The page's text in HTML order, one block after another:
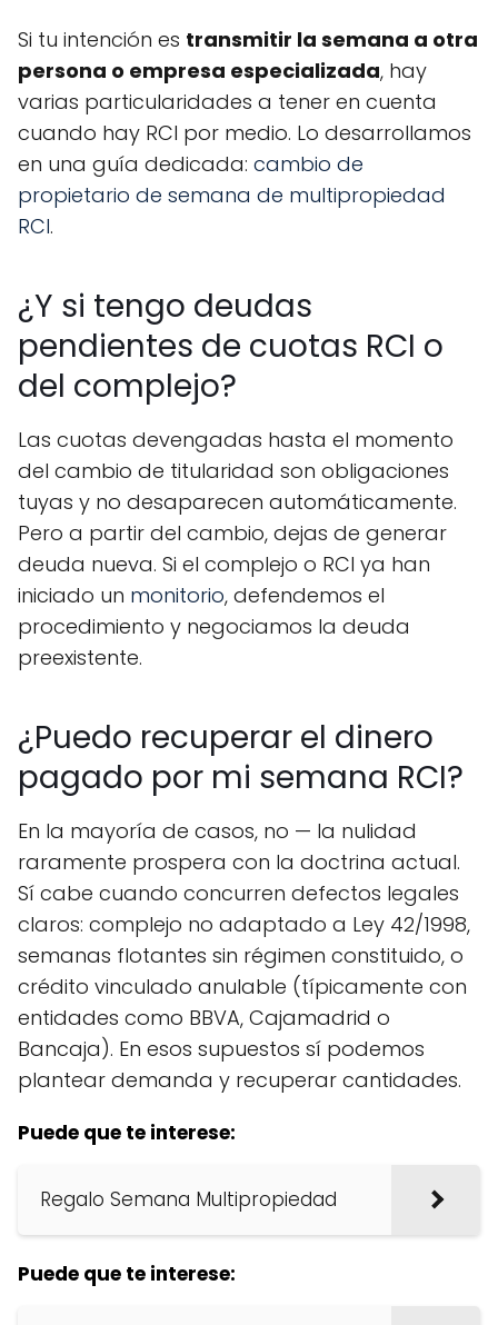
Si tu intención es transmitir la semana a otra
persona o empresa especializada, hay
varias particularidades a tener en cuenta
cuando hay RCI por medio. Lo desarrollamos
en una guía dedicada: cambio de
propietario de semana de multipropiedad
RCI.
¿Y si tengo deudas
pendientes de cuotas RCI o
del complejo?
Las cuotas devengadas hasta el momento
del cambio de titularidad son obligaciones
tuyas y no desaparecen automáticamente.
Pero a partir del cambio, dejas de generar
deuda nueva. Si el complejo o RCI ya han
iniciado un monitorio, defendemos el
procedimiento y negociamos la deuda
preexistente.
¿Puedo recuperar el dinero
pagado por mi semana RCI?
En la mayoría de casos, no — la nulidad
raramente prospera con la doctrina actual.
Sí cabe cuando concurren defectos legales
claros: complejo no adaptado a Ley 42/1998,
semanas flotantes sin régimen constituido, o
crédito vinculado anulable (típicamente con
entidades como BBVA, Cajamadrid o
Bancaja). En esos supuestos sí podemos
plantear demanda y recuperar cantidades.
Puede que te interese:
Regalo Semana Multipropiedad
Puede que te interese: